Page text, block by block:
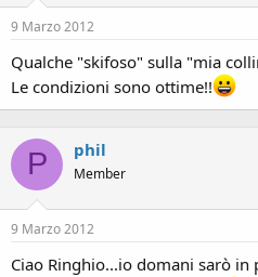
d
i
s
u
s
s
o
n
e
i
z
i
o
9 Marzo 2012
Qualche "skifoso" sulla "mia
Le condizioni sono ottime!!
P phil
Member
9 Marzo 2012
Ciao Ringhio...io domani sarò in